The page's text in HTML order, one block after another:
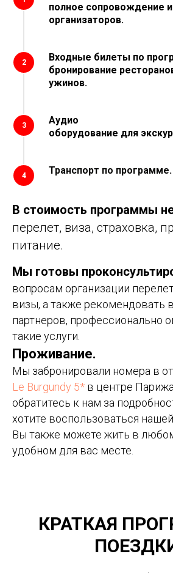
полное сопровождение
организаторов.
2
Входные билеты по
бронирование
ужинов.
3
Аудио
оборудование для
4 Транспорт по программе.
В стоимость программы
перелет, виза, страховка,
питание.
Мы готовы
вопросам организации
визы, а также рекомендовать
партнеров, профессионально
такие услуги.
Проживание.
Мы забронировали номера в
Le Burgundy 5* в центре
обратитесь к нам за
хотите воспользоваться
Вы также можете жить в
удобном для вас месте.
КРАТКАЯ